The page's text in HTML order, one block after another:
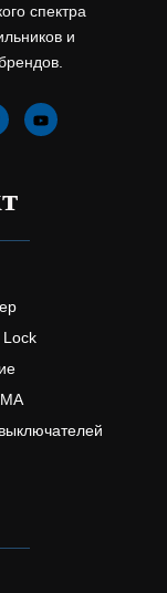
спектра
и
Lock